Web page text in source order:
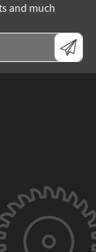
and much